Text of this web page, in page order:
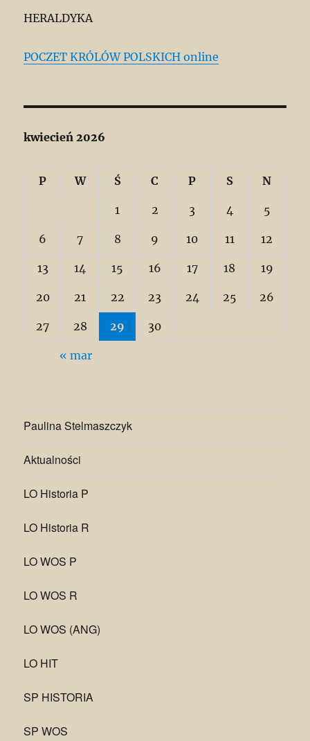
HERALDYKA
POCZET KRÓLÓW POLSKICH online
kwiecień 2026
P W Ś C P S N
1 2 3 4 5
6 7 8 9 10 11 12
13 14 15 16 17 18 19
20 21 22 23 24 25 26
27 28 29 30
« mar
Paulina Stelmaszczyk
Aktualności
LO Historia P
LO Historia R
LO WOS P
LO WOS R
LO WOS (ANG)
LO HIT
SP HISTORIA
SP WOS